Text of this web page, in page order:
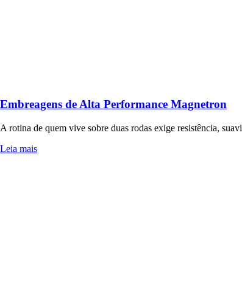
Embreagens de Alta Performance Magnetron
A rotina de quem vive sobre duas rodas exige resistência,
Leia mais